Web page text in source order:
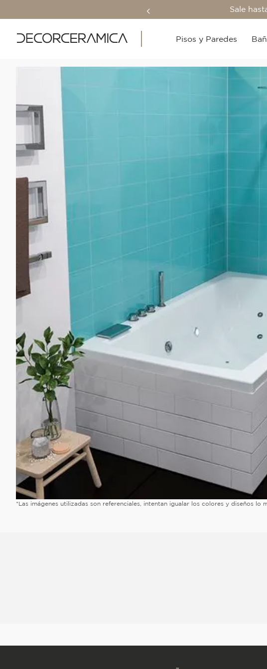
Sale
Pisos y Paredes
*Las imágenes utilizadas son referenciales, intentan igualar los colores y diseños lo